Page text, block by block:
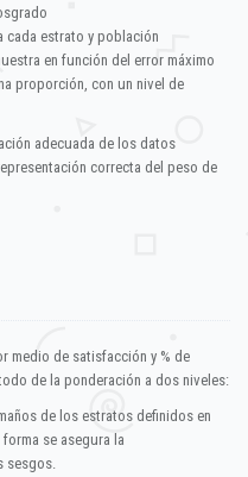
cada estrato y población
en función del error máximo
proporción, con un nivel de
adecuada de los datos
correcta del peso de
medio de satisfacción y % de
de la ponderación a dos niveles:
de los estratos definidos en
se asegura la
sesgos.